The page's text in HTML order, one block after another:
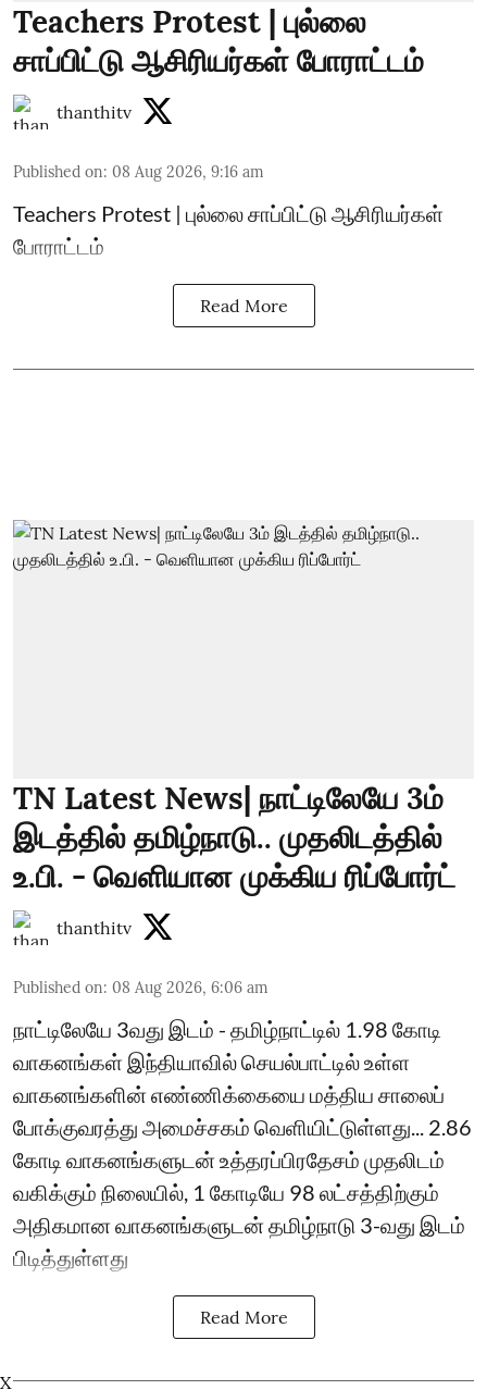
Teachers Protest | புல்லை
சாப்பிட்டு ஆசிரியர்கள் போராட்டம்
thanthitv
Published on: 08 Aug 2026, 9:16 am
Teachers Protest | புல்லை சாப்பிட்டு ஆசிரியர்கள்
போராட்டம்
Read More
TN Latest News| நாட்டிலேயே 3ம்
இடத்தில் தமிழ்நாடு.. முதலிடத்தில்
உ.பி. - வெளியான முக்கிய ரிப்போர்ட்
thanthitv
Published on: 08 Aug 2026, 6:06 am
நாட்டிலேயே 3வது இடம் - தமிழ்நாட்டில் 1.98 கோடி
வாகனங்கள் இந்தியாவில் செயல்பாட்டில் உள்ள
வாகனங்களின் எண்ணிக்கையை மத்திய சாலைப்
போக்குவரத்து அமைச்சகம் வெளியிட்டுள்ளது... 2.86
கோடி வாகனங்களுடன் உத்தரப்பிரதேசம் முதலிடம்
வகிக்கும் நிலையில், 1 கோடியே 98 லட்சத்திற்கும்
அதிகமான வாகனங்களுடன் தமிழ்நாடு 3-வது இடம்
பிடித்துள்ளது
Read More
X